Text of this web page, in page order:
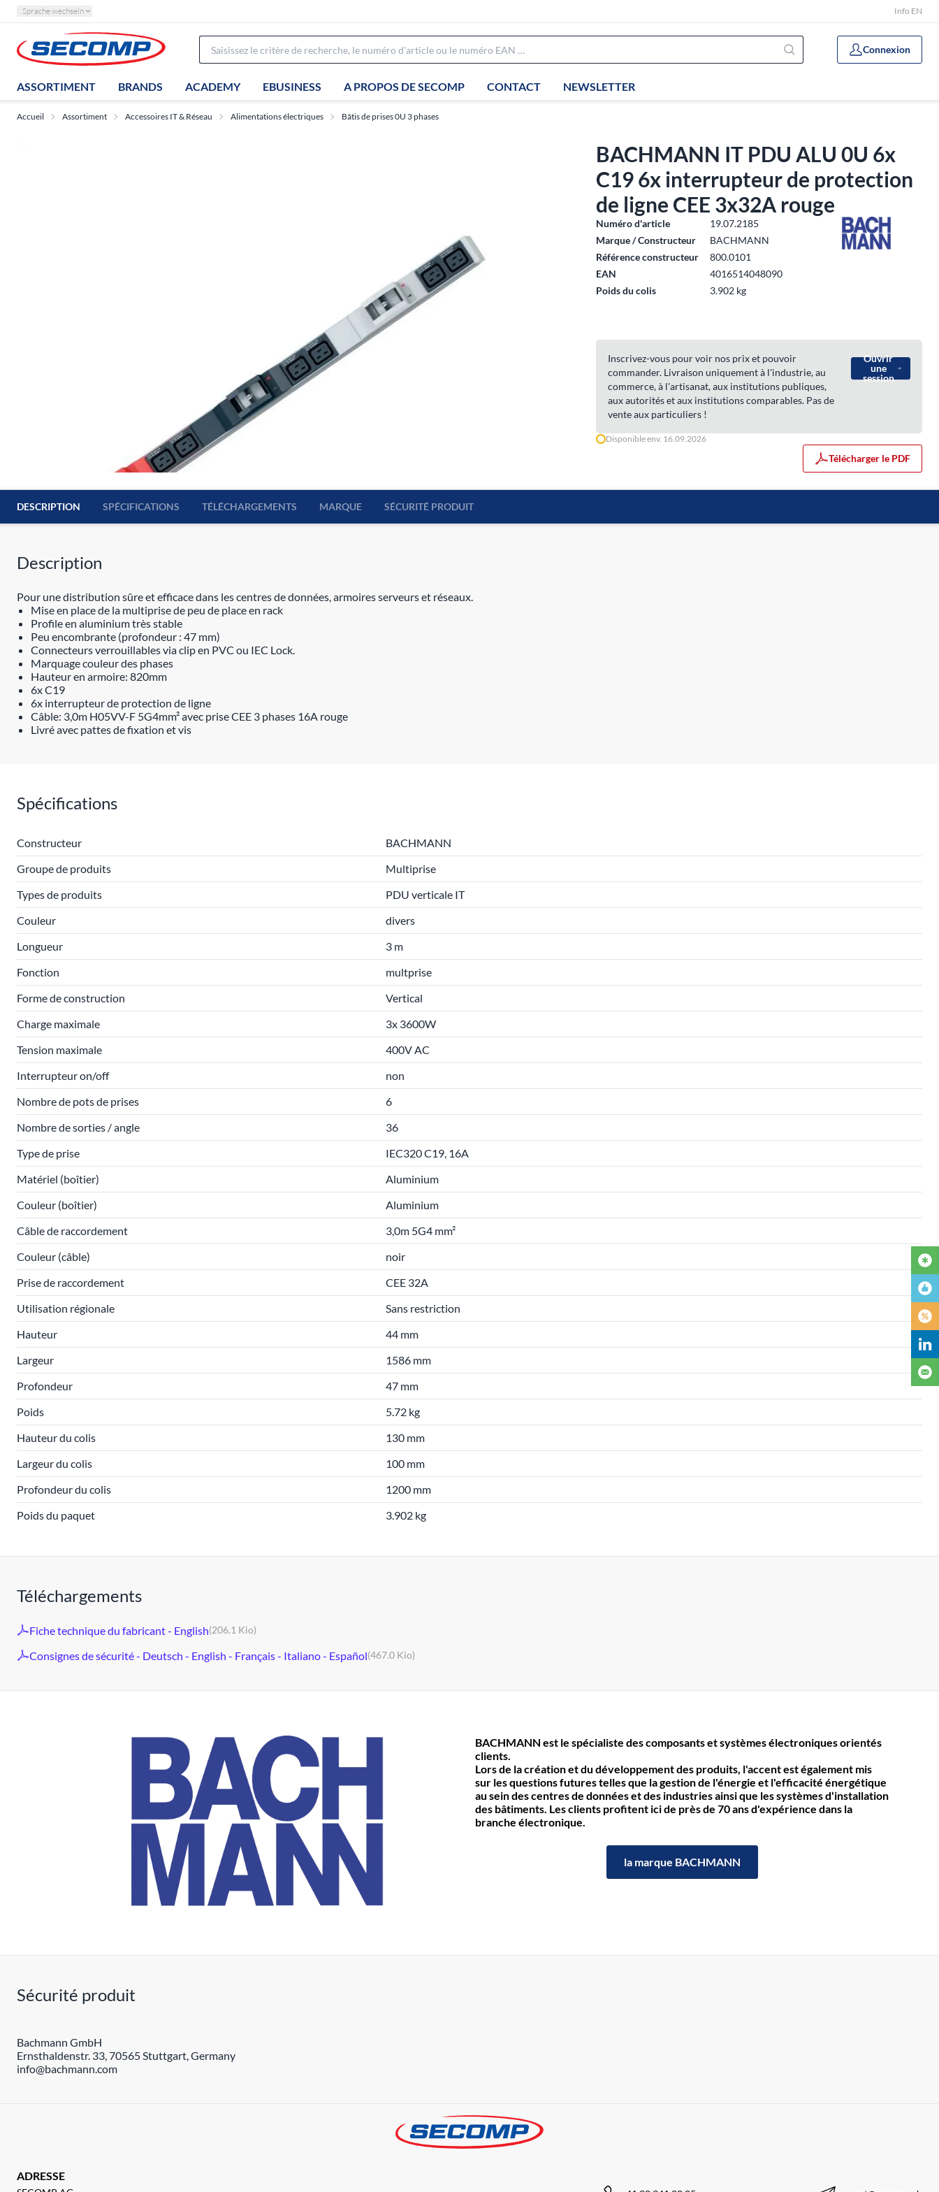
Sprache wechseln Info EN
Connexion
ASSORTIMENT BRANDS ACADEMY EBUSINESS A PROPOS DE SECOMP CONTACT NEWSLETTER
Accueil Assortiment Accessoires IT & Réseau Alimentations électriques Bâtis de prises 0U 3 phases
BACHMANN IT PDU ALU 0U 6x
C19 6x interrupteur de protection
de ligne CEE 3x32A rouge
Numéro d'article
19.07.2185
Marque / Constructeur
BACHMANN
Référence constructeur
800.0101
EAN
4016514048090
Poids du colis
3.902 kg
Inscrivez-vous pour voir nos prix et pouvoir
commander. Livraison uniquement à l'industrie, au
commerce, à l'artisanat, aux institutions publiques,
aux autorités et aux institutions comparables. Pas de
vente aux particuliers !
Ouvrir
une
session
Disponible env. 16.09.2026
Télécharger le PDF
DESCRIPTION SPÉCIFICATIONS TÉLÉCHARGEMENTS MARQUE SÉCURITÉ PRODUIT
Description
Pour une distribution sûre et efficace dans les centres de données, armoires serveurs et réseaux.
Mise en place de la multiprise de peu de place en rack
Profile en aluminium très stable
Peu encombrante (profondeur : 47 mm)
Connecteurs verrouillables via clip en PVC ou IEC Lock.
Marquage couleur des phases
Hauteur en armoire: 820mm
6x C19
6x interrupteur de protection de ligne
Câble: 3,0m H05VV-F 5G4mm² avec prise CEE 3 phases 16A rouge
Livré avec pattes de fixation et vis
Spécifications
Constructeur
BACHMANN
Groupe de produits
Multiprise
Types de produits
PDU verticale IT
Couleur
divers
Longueur
3 m
Fonction
multprise
Forme de construction
Vertical
Charge maximale
3x 3600W
Tension maximale
400V AC
Interrupteur on/off
non
Nombre de pots de prises
6
Nombre de sorties / angle
36
Type de prise
IEC320 C19, 16A
Matériel (boîtier)
Aluminium
Couleur (boîtier)
Aluminium
Câble de raccordement
3,0m 5G4 mm²
Couleur (câble)
noir
Prise de raccordement
CEE 32A
Utilisation régionale
Sans restriction
Hauteur
44 mm
Largeur
1586 mm
Profondeur
47 mm
Poids
5.72 kg
Hauteur du colis
130 mm
Largeur du colis
100 mm
Profondeur du colis
1200 mm
Poids du paquet
3.902 kg
Téléchargements
Fiche technique du fabricant - English(206.1 Kio)
Consignes de sécurité - Deutsch - English - Français - Italiano - Español(467.0 Kio)
BACHMANN est le spécialiste des composants et systèmes électroniques orientés
clients.
Lors de la création et du développement des produits, l'accent est également mis
sur les questions futures telles que la gestion de l'énergie et l'efficacité énergétique
au sein des centres de données et des industries ainsi que les systèmes d'installation
des bâtiments. Les clients profitent ici de près de 70 ans d'expérience dans la
branche électronique.
la marque BACHMANN
Sécurité produit
Bachmann GmbH
Ernsthaldenstr. 33, 70565 Stuttgart, Germany
info@bachmann.com
ADRESSE